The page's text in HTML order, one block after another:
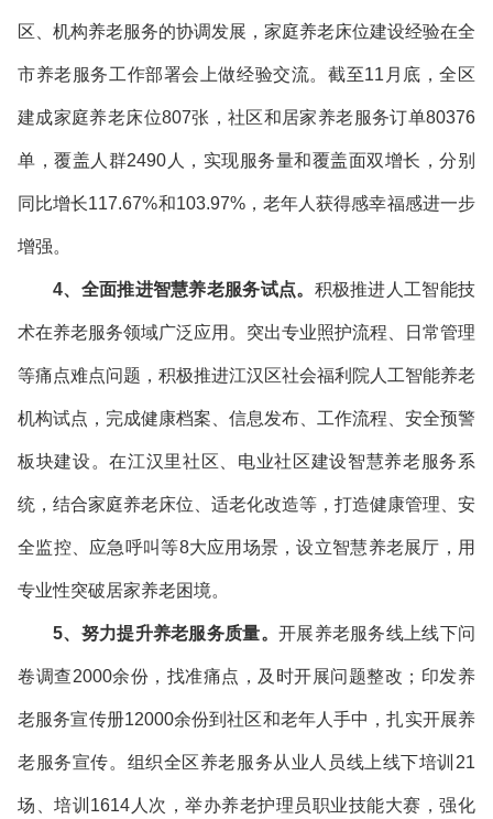
区、机构养老服务的协调发展，家庭养老床位建设经验在全
市养老服务工作部署会上做经验交流。截至11月底，全区
建成家庭养老床位807张，社区和居家养老服务订单80376
单，覆盖人群2490人，实现服务量和覆盖面双增长，分别
同比增长117.67%和103.97%，老年人获得感幸福感进一步
增强。
4、全面推进智慧养老服务试点。 积极推进人工智能技
术在养老服务领域广泛应用。突出专业照护流程、日常管理
等痛点难点问题，积极推进江汉区社会福利院人工智能养老
机构试点，完成健康档案、信息发布、工作流程、安全预警
板块建设。在江汉里社区、电业社区建设智慧养老服务系
统，结合家庭养老床位、适老化改造等，打造健康管理、安
全监控、应急呼叫等8大应用场景，设立智慧养老展厅，用
专业性突破居家养老困境。
5、努力提升养老服务质量。 开展养老服务线上线下问
卷调查2000余份，找准痛点，及时开展问题整改；印发养
老服务宣传册12000余份到社区和老年人手中，扎实开展养
老服务宣传。组织全区养老服务从业人员线上线下培训21
场、培训1614人次，举办养老护理员职业技能大赛，强化